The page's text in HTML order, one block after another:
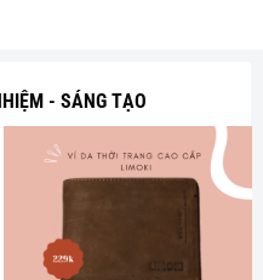
- SÁNG TẠO